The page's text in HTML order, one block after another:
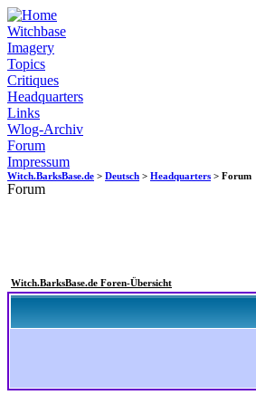
Witchbase
Imagery
Topics
Critiques
Headquarters
Links
Wlog-Archiv
Forum
Impressum
Witch.BarksBase.de > Deutsch > Headquarters > Forum
Forum
Witch.BarksBase.de Foren-Übersicht